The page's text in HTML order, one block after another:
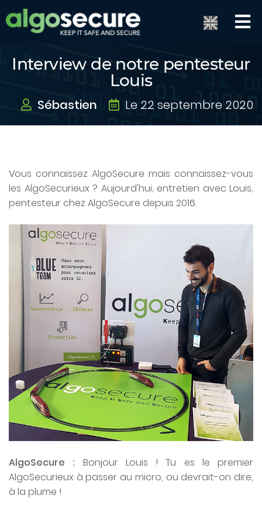
Interview de notre pentesteur
Louis
Sébastien Le 22 septembre 2020
Vous connaissez AlgoSecure mais connaissez-vous
les AlgoSecurieux ? Aujourd'hui, entretien avec Louis,
pentesteur chez AlgoSecure depuis 2016.
AlgoSecure : Bonjour Louis ! Tu es le premier
AlgoSecurieux à passer au micro, ou devrait-on dire,
à la plume !